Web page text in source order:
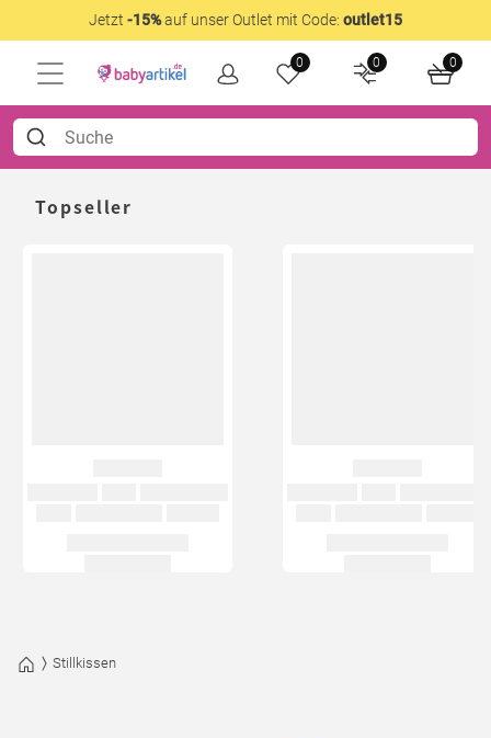
Jetzt -15%auf unser Outlet mit Code: outlet15
0 0 0
Topseller
Stillkissen